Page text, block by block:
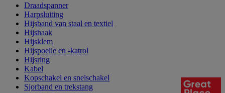
Draadspanner
Harpsluiting
Hijsband van staal en textiel
Hijshaak
Hijsklem
Hijspoelie en -katrol
Hijsring
Kabel
Kopschakel en snelschakel
Sjorband en trekstang